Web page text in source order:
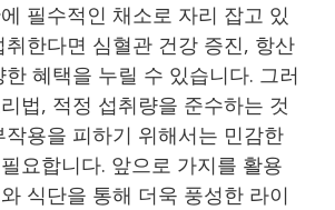
필수적인 채소로 자리 잡고 있
한다면 심혈관 건강 증진, 항산
혜택을 누릴 수 있습니다. 그러
법, 적정 섭취량을 준수하는 것
용을 피하기 위해서는 민감한
요합니다. 앞으로 가지를 활용
식단을 통해 더욱 풍성한 라이